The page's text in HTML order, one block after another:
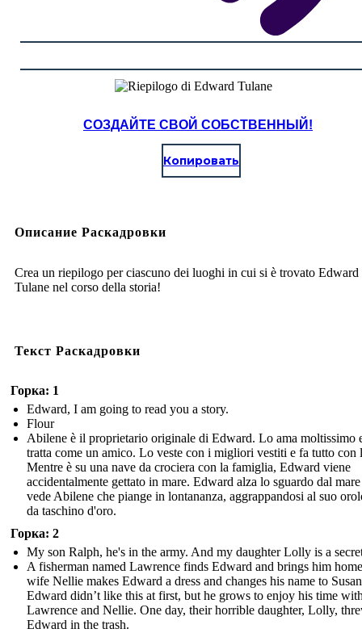
СОЗДАЙТЕ СВОЙ СОБСТВЕННЫЙ!
Копировать
Описание Раскадровки
Crea un riepilogo per ciascuno dei luoghi in cui si è trovato Edward
Tulane nel corso della storia!
Текст Раскадровки
Горка: 1
Edward, I am going to read you a story.
Flour
Abilene è il proprietario originale di Edward. Lo ama moltissimo
tratta come un amico. Lo veste con i migliori vestiti e fa tutto con
Mentre è su una nave da crociera con la famiglia, Edward viene
accidentalmente gettato in mare. Edward alza lo sguardo dal mare
vede Abilene che piange in lontananza, aggrappandosi al suo
da taschino d'oro.
Горка: 2
My son Ralph, he's in the army. And my daughter Lolly is a
A fisherman named Lawrence finds Edward and brings him
wife Nellie makes Edward a dress and changes his name to
Edward didn’t like this at first, but he grows to enjoy his time
Lawrence and Nellie. One day, their horrible daughter, Lolly,
Edward in the trash.